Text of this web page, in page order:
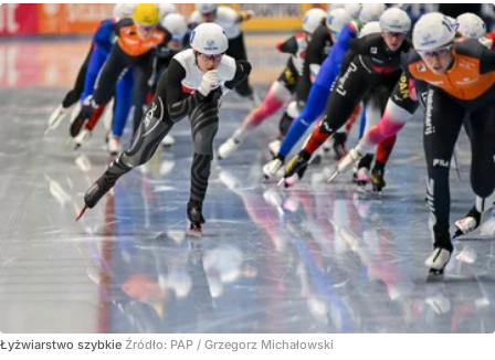
Łyżwiarstwo szybkie Źródło: PAP / Grzegorz Michałowski